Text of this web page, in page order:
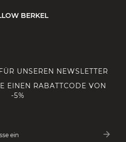
BERKEL
UNSEREN NEWSLETTER
EINEN RABATTCODE VON
-5%
ein arrow_forward